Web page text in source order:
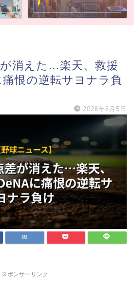
が消えた…楽天、救援
恨の逆転サヨナラ負
2026年6月5日
スポンサーリンク